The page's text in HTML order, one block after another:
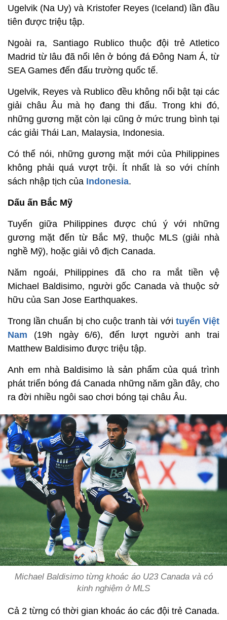
Ugelvik (Na Uy) và Kristofer Reyes (Iceland) lần đầu
tiên được triệu tập.
Ngoài ra, Santiago Rublico thuộc đội trẻ Atletico
Madrid từ lâu đã nổi lên ở bóng đá Đông Nam Á, từ
SEA Games đến đấu trường quốc tế.
Ugelvik, Reyes và Rublico đều không nổi bật tại các
giải châu Âu mà họ đang thi đấu. Trong khi đó,
những gương mặt còn lại cũng ở mức trung bình tại
các giải Thái Lan, Malaysia, Indonesia.
Có thể nói, những gương mặt mới của Philippines
không phải quá vượt trội. Ít nhất là so với chính
sách nhập tịch của Indonesia.
Dấu ấn Bắc Mỹ
Tuyến giữa Philippines được chú ý với những
gương mặt đến từ Bắc Mỹ, thuộc MLS (giải nhà
nghề Mỹ), hoặc giải vô địch Canada.
Năm ngoái, Philippines đã cho ra mắt tiền vệ
Michael Baldisimo, người gốc Canada và thuộc sở
hữu của San Jose Earthquakes.
Trong lần chuẩn bị cho cuộc tranh tài với tuyển Việt
Nam (19h ngày 6/6), đến lượt người anh trai
Matthew Baldisimo được triệu tập.
Anh em nhà Baldisimo là sản phẩm của quá trình
phát triển bóng đá Canada những năm gần đây, cho
ra đời nhiều ngôi sao chơi bóng tại châu Âu.
Michael Baldisimo từng khoác áo U23 Canada và có
kinh nghiệm ở MLS
Cả 2 từng có thời gian khoác áo các đội trẻ Canada.